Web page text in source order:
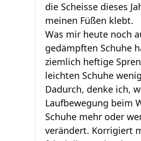
die Scheisse dieses
meinen Füßen klebt.
Was mir heute noch
gedämpften Schuhe
ziemlich heftige
leichten Schuhe
Dadurch, denke ich,
Laufbewegung beim
Schuhe mehr oder
verändert. Korrigiert